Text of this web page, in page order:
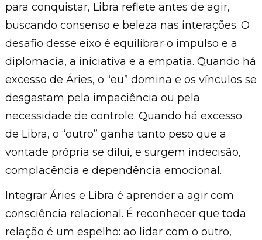
para conquistar, Libra reflete antes de agir,
buscando consenso e beleza nas interações. O
desafio desse eixo é equilibrar o impulso e a
diplomacia, a iniciativa e a empatia. Quando há
excesso de Áries, o “eu” domina e os vínculos se
desgastam pela impaciência ou pela
necessidade de controle. Quando há excesso
de Libra, o “outro” ganha tanto peso que a
vontade própria se dilui, e surgem indecisão,
complacência e dependência emocional.
Integrar Áries e Libra é aprender a agir com
consciência relacional. É reconhecer que toda
relação é um espelho: ao lidar com o outro,